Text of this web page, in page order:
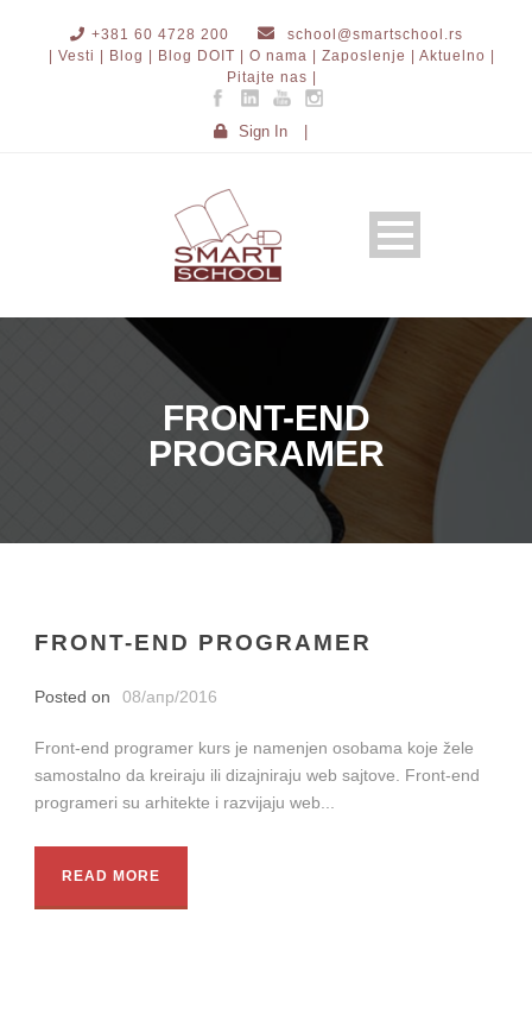
+381 60 4728 200
school@smartschool.rs
| Vesti |
Blog | Blog DOIT | O nama | Zaposlenje |
Aktuelno |
Pitajte nas |
Sign In
FRONT-END
PROGRAMER
FRONT-END PROGRAMER
Posted on 08/апр/2016
Front-end programer kurs je namenjen osobama koje žele
samostalno da kreiraju ili dizajniraju web sajtove. Front-end
programeri su arhitekte i razvijaju web...
READ MORE